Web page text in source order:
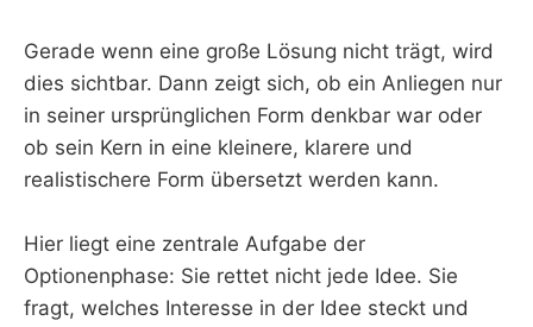
Gerade wenn eine große Lösung nicht trägt, wird
dies sichtbar. Dann zeigt sich, ob ein Anliegen nur
in seiner ursprünglichen Form denkbar war oder
ob sein Kern in eine kleinere, klarere und
realistischere Form übersetzt werden kann.
Hier liegt eine zentrale Aufgabe der
Optionenphase: Sie rettet nicht jede Idee. Sie
fragt, welches Interesse in der Idee steckt und